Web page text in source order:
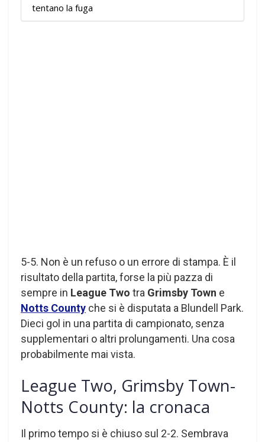
tentano la fuga
5-5. Non è un refuso o un errore di stampa. È il
risultato della partita, forse la più pazza di
sempre in League Two tra Grimsby Town e
Notts County che si è disputata a Blundell Park.
Dieci gol in una partita di campionato, senza
supplementari o altri prolungamenti. Una cosa
probabilmente mai vista.
League Two, Grimsby Town-
Notts County: la cronaca
Il primo tempo si è chiuso sul 2-2. Sembrava